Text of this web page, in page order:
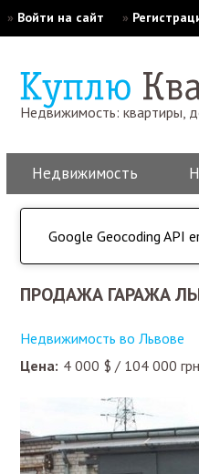
» Войти на сайт »
Недвижимость: квартиры,
Недвижимость
Google Geocoding API
ПРОДАЖА ГАРАЖА
Недвижимость во Львове
Цена: 4 000 $ / 104 000